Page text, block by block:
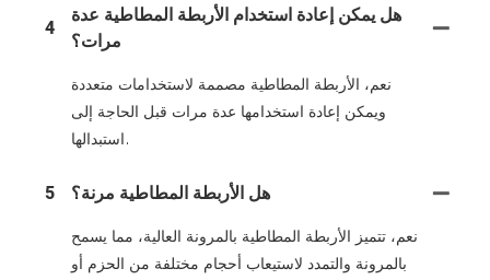
4
هل يمكن إعادة استخدام الأربطة المطاطية عدة
مرات؟
نعم، الأربطة المطاطية مصممة لاستخدامات متعددة
ويمكن إعادة استخدامها عدة مرات قبل الحاجة إلى
استبدالها.
5 هل الأربطة المطاطية مرنة؟
نعم، تتميز الأربطة المطاطية بالمرونة العالية، مما يسمح
بالمرونة والتمدد لاستيعاب أحجام مختلفة من الحزم أو